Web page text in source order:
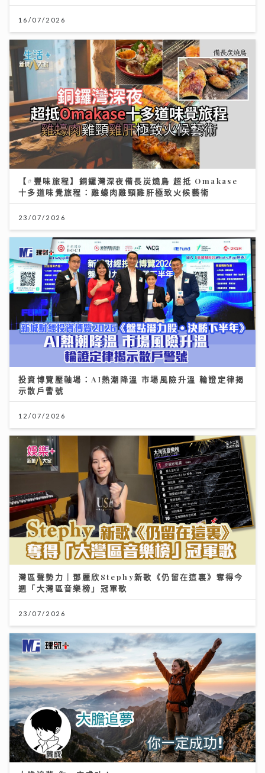
16/07/2026
【#豐味旅程】銅鑼灣深夜備長炭燒鳥 超抵 Omakase
十多道味覺旅程：雞蠔肉雞頸雞肝極致火候藝術
23/07/2026
投資博覽壓軸場：AI熱潮降溫 市場風險升溫 輪證定律揭
示散戶警號
12/07/2026
灣區聲勢力｜鄧麗欣Stephy新歌《仍留在這裏》奪得今
週「大灣區音樂榜」冠軍歌
23/07/2026